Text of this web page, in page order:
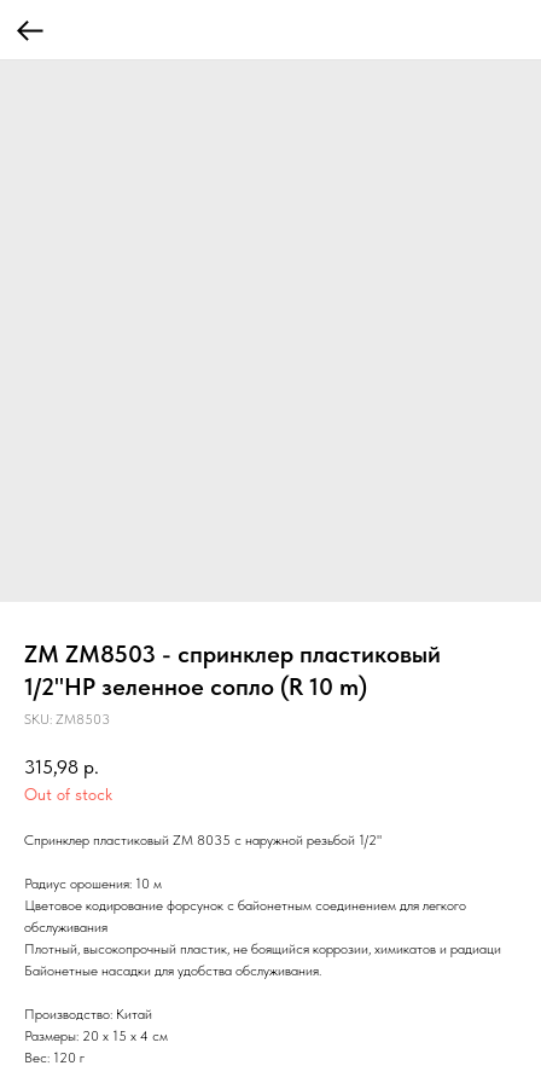
ZM ZM8503 - спринклер пластиковый
1/2"НР зеленное сопло (R 10 m)
SKU: ZM8503
315,98 р.
Out of stock
Спринклер пластиковый ZM 8035 с наружной резьбой 1/2"
Радиус орошения: 10 м
Цветовое кодирование форсунок с байонетным соединением для легкого
обслуживания
Плотный, высокопрочный пластик, не боящийся коррозии, химикатов и радиаци
Байонетные насадки для удобства обслуживания.
Производство: Китай
Размеры: 20 х 15 х 4 см
Вес: 120 г